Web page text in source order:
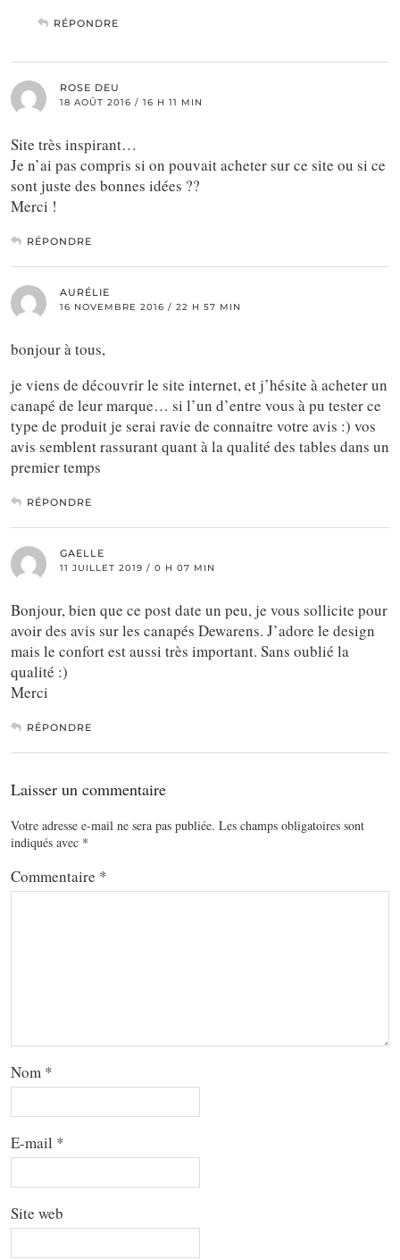
RÉPONDRE
ROSE DEU
18 AOÛT 2016 / 16 H 11 MIN
Site très inspirant…
Je n’ai pas compris si on pouvait acheter sur ce site ou si ce
sont juste des bonnes idées ??
Merci !
RÉPONDRE
AURÉLIE
16 NOVEMBRE 2016 / 22 H 57 MIN
bonjour à tous,
je viens de découvrir le site internet, et j’hésite à acheter un
canapé de leur marque… si l’un d’entre vous à pu tester ce
type de produit je serai ravie de connaitre votre avis :) vos
avis semblent rassurant quant à la qualité des tables dans un
premier temps
RÉPONDRE
GAELLE
11 JUILLET 2019 / 0 H 07 MIN
Bonjour, bien que ce post date un peu, je vous sollicite pour
avoir des avis sur les canapés Dewarens. J’adore le design
mais le confort est aussi très important. Sans oublié la
qualité :)
Merci
RÉPONDRE
Laisser un commentaire
Votre adresse e-mail ne sera pas publiée. Les champs obligatoires sont
indiqués avec *
Commentaire *
Nom *
E-mail *
Site web